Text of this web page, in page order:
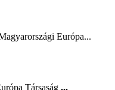
Európa...
Társaság ...